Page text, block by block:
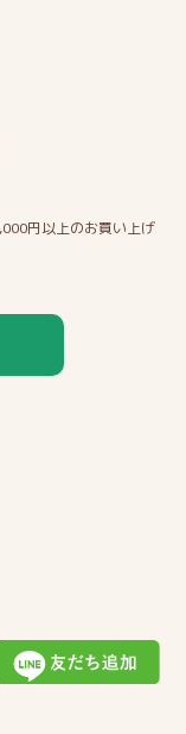
円以上のお買い上げ